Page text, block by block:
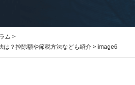
ム >
は？控除額や節税方法なども紹介 > image6